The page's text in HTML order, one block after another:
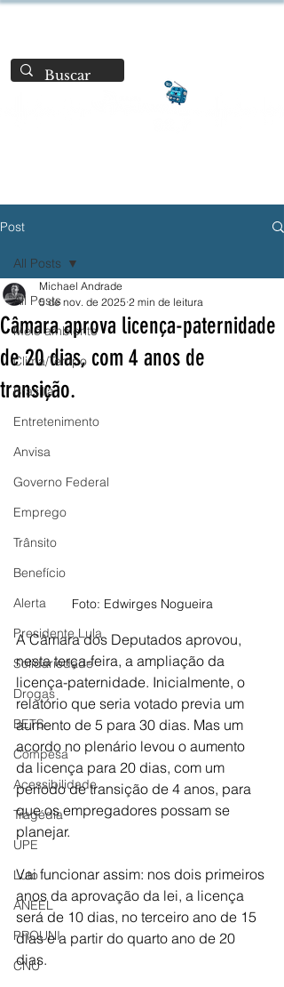
Post
All Posts
Meio ambiente
Clima/Tempo
Brasília
Entretenimento
Anvisa
Governo Federal
Emprego
Trânsito
Benefício
Alerta
Presidente Lula
Solidariedade
Drogas
BETS
Compesa
Acessibilidade
Tragédia
UPE
Luto
ANEEL
PROUNI
CNU
All Posts
Câmara aprova licença-paternidade
de 20 dias, com 4 anos de
transição.
Michael Andrade
5 de nov. de 2025 2 min de leitura
Foto: Edwirges Nogueira
A Câmara dos Deputados aprovou,
nesta terça-feira, a ampliação da
licença-paternidade. Inicialmente, o
relatório que seria votado previa um
aumento de 5 para 30 dias. Mas um
acordo no plenário levou o aumento
da licença para 20 dias, com um
período de transição de 4 anos, para
que os empregadores possam se
planejar.
Vai funcionar assim: nos dois primeiros
anos da aprovação da lei, a licença
será de 10 dias, no terceiro ano de 15
dias e a partir do quarto ano de 20
dias.